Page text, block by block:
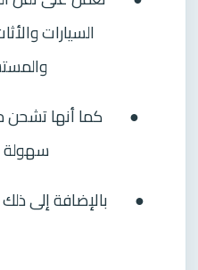
السيارات
●
كما أنها تشحن
سهولة
●
بالإضافة إلى